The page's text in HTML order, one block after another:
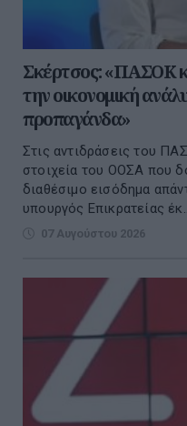
Σκέρτσος: «ΠΑΣΟΚ
την οικονομική
προπαγάνδα»
Στις αντιδράσεις του
στοιχεία του ΟΟΣΑ που
διαθέσιμο εισόδημα
υπουργός Επικρατείας
07 Αυγούστου 2026